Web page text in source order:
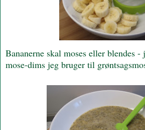
Bananerne skal moses eller blendes -
mose-dims jeg bruger til